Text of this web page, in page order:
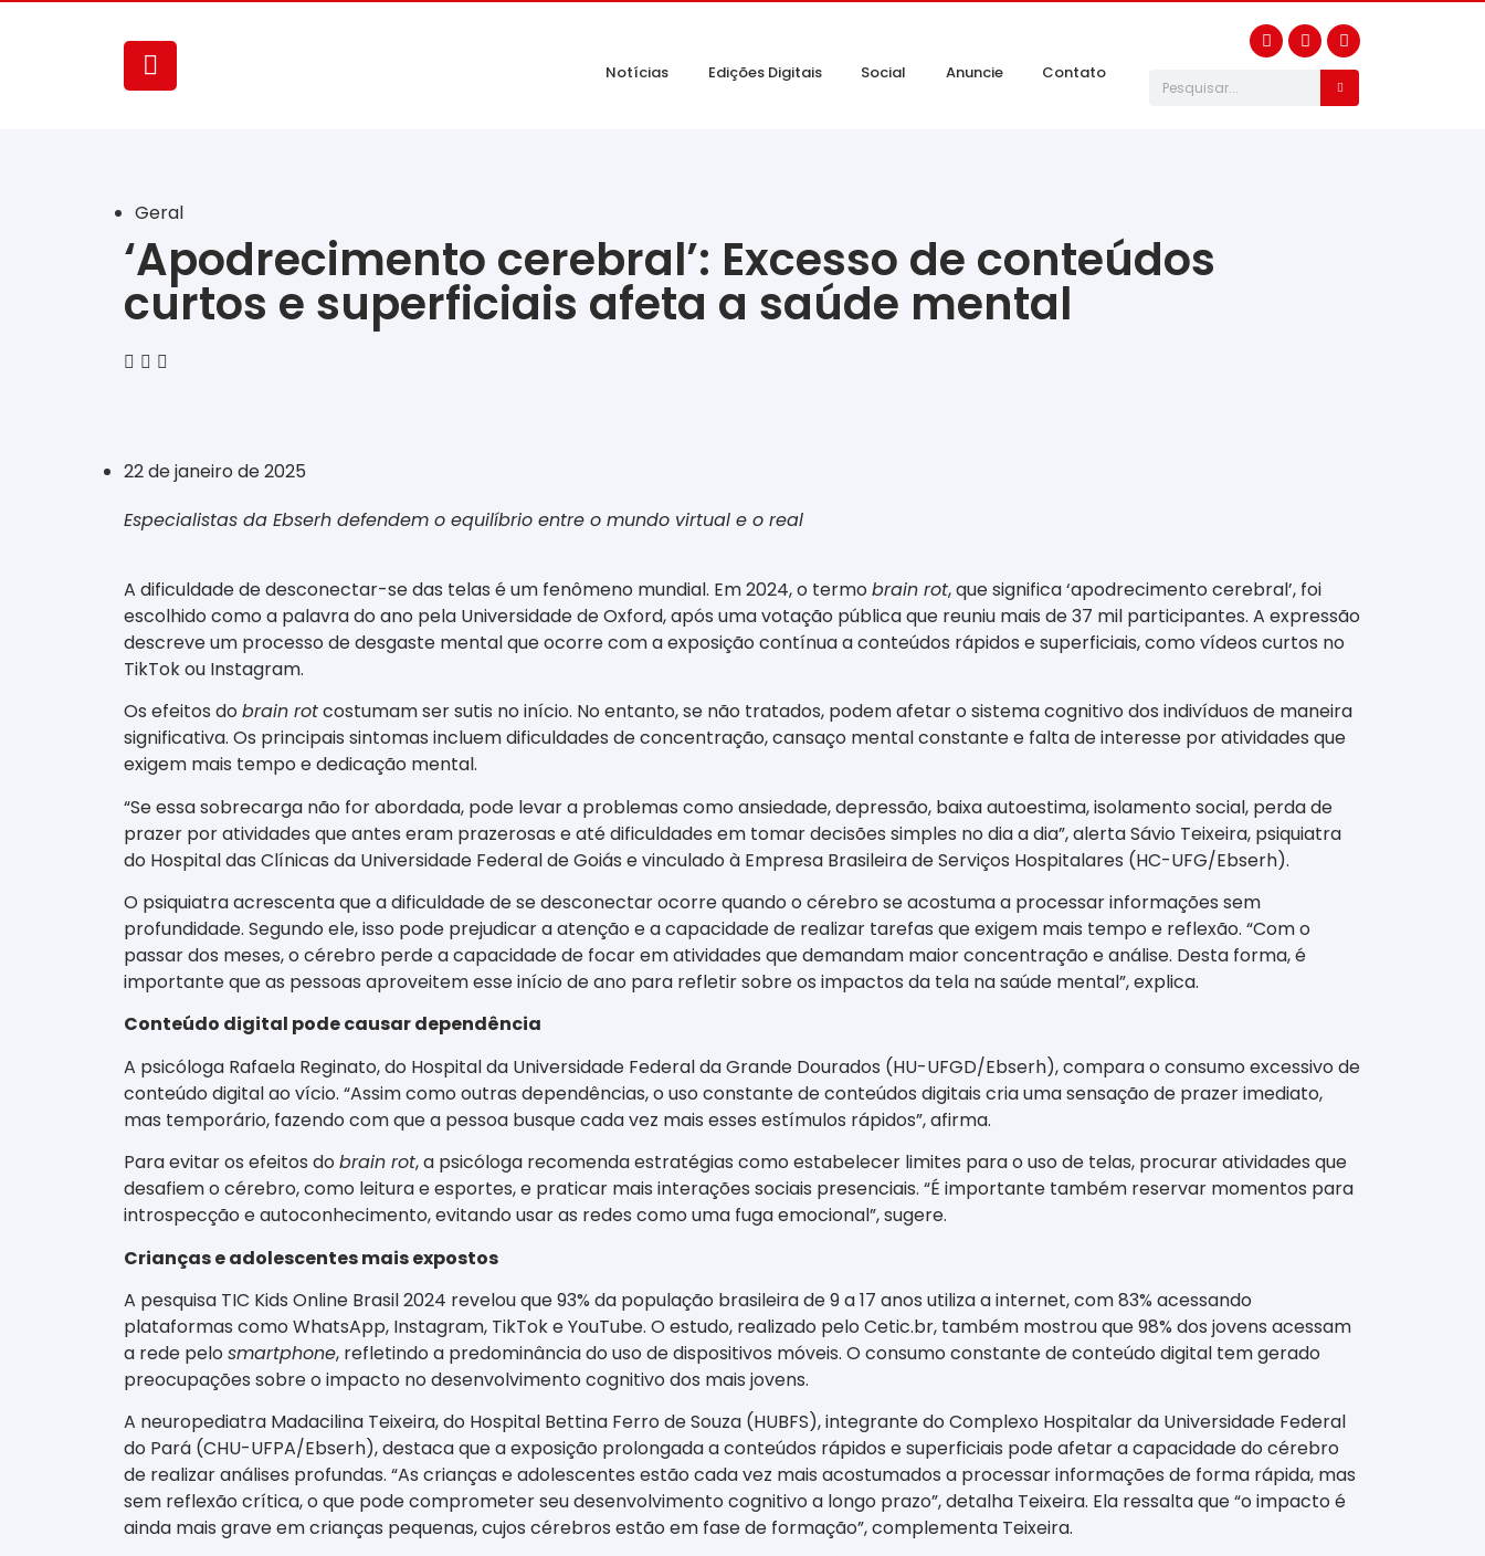
Notícias Edições Digitais Social Anuncie Contato
Geral
‘Apodrecimento cerebral’: Excesso de conteúdos
curtos e superficiais afeta a saúde mental
22 de janeiro de 2025
Especialistas da Ebserh defendem o equilíbrio entre o mundo virtual e o real
A dificuldade de desconectar-se das telas é um fenômeno mundial. Em 2024, o termobrain rot, que significa ‘apodrecimento cerebral’, foi
escolhido como a palavra do ano pela Universidade de Oxford, após uma votação pública que reuniu mais de 37 mil participantes. A expressão
descreve um processo de desgaste mental que ocorre com a exposição contínua a conteúdos rápidos e superficiais, como vídeos curtos no
TikTok ou Instagram.
Os efeitos dobrain rotcostumam ser sutis no início. No entanto, se não tratados, podem afetar o sistema cognitivo dos indivíduos de maneira
significativa. Os principais sintomas incluem dificuldades de concentração, cansaço mental constante e falta de interesse por atividades que
exigem mais tempo e dedicação mental.
“Se essa sobrecarga não for abordada, pode levar a problemas como ansiedade, depressão, baixa autoestima, isolamento social, perda de
prazer por atividades que antes eram prazerosas e até dificuldades em tomar decisões simples no dia a dia”, alerta Sávio Teixeira, psiquiatra
do Hospital das Clínicas da Universidade Federal de Goiás e vinculado à Empresa Brasileira de Serviços Hospitalares (HC-UFG/Ebserh).
O psiquiatra acrescenta que a dificuldade de se desconectar ocorre quando o cérebro se acostuma a processar informações sem
profundidade. Segundo ele, isso pode prejudicar a atenção e a capacidade de realizar tarefas que exigem mais tempo e reflexão. “Com o
passar dos meses, o cérebro perde a capacidade de focar em atividades que demandam maior concentração e análise. Desta forma, é
importante que as pessoas aproveitem esse início de ano para refletir sobre os impactos da tela na saúde mental”, explica.
Conteúdo digital pode causar dependência
A psicóloga Rafaela Reginato, do Hospital da Universidade Federal da Grande Dourados (HU-UFGD/Ebserh), compara o consumo excessivo de
conteúdo digital ao vício. “Assim como outras dependências, o uso constante de conteúdos digitais cria uma sensação de prazer imediato,
mas temporário, fazendo com que a pessoa busque cada vez mais esses estímulos rápidos”, afirma.
Para evitar os efeitos dobrain rot, a psicóloga recomenda estratégias como estabelecer limites para o uso de telas, procurar atividades que
desafiem o cérebro, como leitura e esportes, e praticar mais interações sociais presenciais. “É importante também reservar momentos para
introspecção e autoconhecimento, evitando usar as redes como uma fuga emocional”, sugere.
Crianças e adolescentes mais expostos
A pesquisa TIC Kids Online Brasil 2024 revelou que 93% da população brasileira de 9 a 17 anos utiliza a internet, com 83% acessando
plataformas como WhatsApp, Instagram, TikTok e YouTube. O estudo, realizado pelo Cetic.br, também mostrou que 98% dos jovens acessam
a rede pelosmartphone, refletindo a predominância do uso de dispositivos móveis. O consumo constante de conteúdo digital tem gerado
preocupações sobre o impacto no desenvolvimento cognitivo dos mais jovens.
A neuropediatra Madacilina Teixeira, do Hospital Bettina Ferro de Souza (HUBFS), integrante do Complexo Hospitalar da Universidade Federal
do Pará (CHU-UFPA/Ebserh), destaca que a exposição prolongada a conteúdos rápidos e superficiais pode afetar a capacidade do cérebro
de realizar análises profundas. “As crianças e adolescentes estão cada vez mais acostumados a processar informações de forma rápida, mas
sem reflexão crítica, o que pode comprometer seu desenvolvimento cognitivo a longo prazo”, detalha Teixeira. Ela ressalta que “o impacto é
ainda mais grave em crianças pequenas, cujos cérebros estão em fase de formação”, complementa Teixeira.